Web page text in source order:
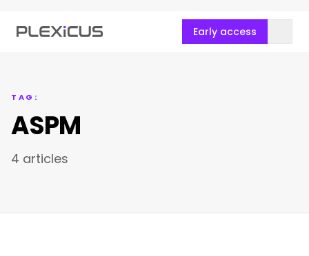
Early access
TAG:
ASPM
4 articles